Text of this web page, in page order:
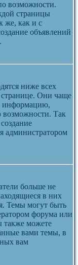
возможности.
страницы
же, как и с
объявлений
ниже всех
странице. Они чаще
информацию,
Так
администратором
больше не
в них
Темы могут быть
форума или
также можете
вами темы, в
вам